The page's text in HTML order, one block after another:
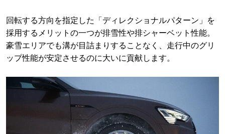
回転する方向を指定した「ディレクショナルパターン」を
採用するメリットの一つが排雪性や排シャーベット性能。
豪雪エリアでも溝が目詰まりすることなく、走行中のグリ
ップ性能が安定させるのに大いに貢献します。